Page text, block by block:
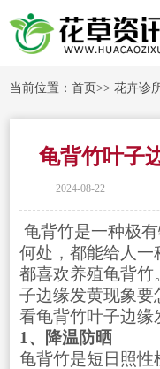
当前位置：首页>>花卉诊
龟背竹叶子
2024-08-22
龟背竹是一种极
何处，都能给人一
都喜欢养殖龟背竹
子边缘发黄现象要
看龟背竹叶子边缘
1、降温防晒
龟背竹是短日照性